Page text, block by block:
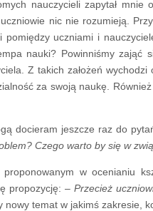
nauczycieli zapytał
nic nie rozumieją.
pomiędzy uczniami i
nauki? Powinniśmy zająć
Z takich założeń
za swoją naukę.
docieram jeszcze raz do
Czego warto by się w
w ocenianiu
propozycję: –Przecież
nowy temat w jakimś zakresie,